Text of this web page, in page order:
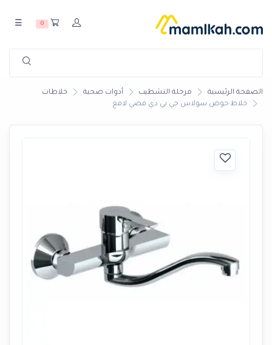
0
☰
الصفحة الرئيسية مرحلة التشطيب أدوات صحية
خلاطات
خلاط حوض سولاس جي بي دي فضي لامع